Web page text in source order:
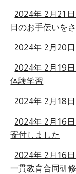
2024年 2月21
日のお手伝いを
2024年 2月20
2024年 2月19
体験学習
2024年 2月18
2024年 2月16
寄付しました
2024年 2月16
一貫教育合同研